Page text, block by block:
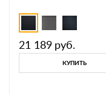
21 189 руб.
КУПИТЬ